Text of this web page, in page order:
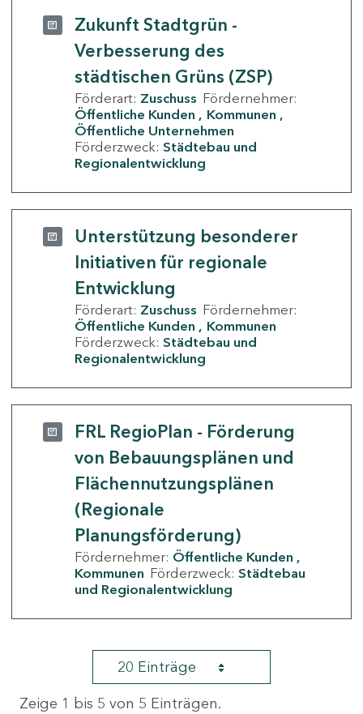
Zukunft Stadtgrün -
Verbesserung des
städtischen Grüns (ZSP)
Förderart: Zuschuss Fördernehmer:
Öffentliche Kunden
Kommunen
Öffentliche Unternehmen
Förderzweck: Städtebau und
Regionalentwicklung
Unterstützung besonderer
Initiativen für regionale
Entwicklung
Förderart: Zuschuss Fördernehmer:
Öffentliche Kunden
Kommunen
Förderzweck: Städtebau und
Regionalentwicklung
FRL RegioPlan - Förderung
von Bebauungsplänen und
Flächennutzungsplänen
(Regionale
Planungsförderung)
Fördernehmer: Öffentliche Kunden
Kommunen Förderzweck: Städtebau
und Regionalentwicklung
20 Einträge
Zeige 1 bis 5 von 5 Einträgen.